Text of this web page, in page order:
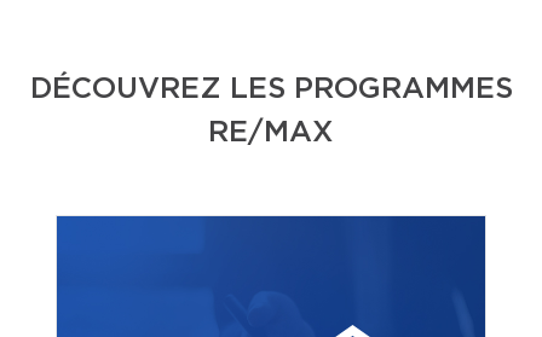
DÉCOUVREZ LES PROGRAMMES
RE/MAX